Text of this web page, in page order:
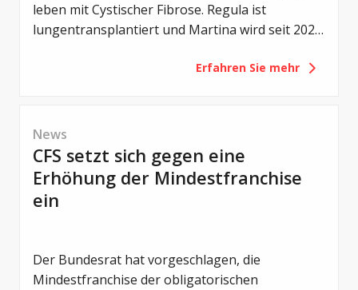
leben mit Cystischer Fibrose. Regula ist
lungentransplantiert und Martina wird seit 2021
Lebenswege – und doch eine gemeinsame
Erfahren Sie mehr
News
CFS setzt sich gegen eine
Erhöhung der Mindestfranchise
ein
Der Bundesrat hat vorgeschlagen, die
Mindestfranchise der obligatorischen